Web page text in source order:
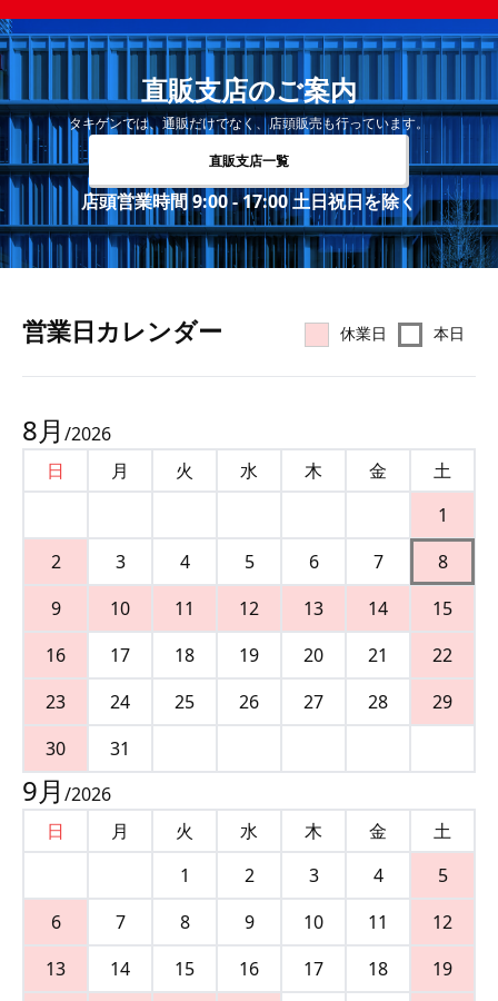
直販支店のご案内
タキゲンでは、通販だけでなく、店頭販売も行っています。
直販支店一覧
店頭営業時間 9:00 - 17:00 土日祝日を除く
営業⽇カレンダー 休業日 本日
8月 /2026
日
月 火 水 木 金
土
1
2
3 4 5 6 7
8
9
10 11 12 13 14
15
16
17 18 19 20 21
22
23
24 25 26 27 28
29
30
31
9月 /2026
日
月 火 水 木 金
土
1
2 3 4
5
6
7 8 9 10 11
12
13
14 15 16 17 18
19